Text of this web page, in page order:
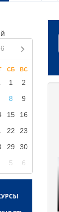
СБ ВС
1
2
8
9
15
16
22
23
29
30
5 6